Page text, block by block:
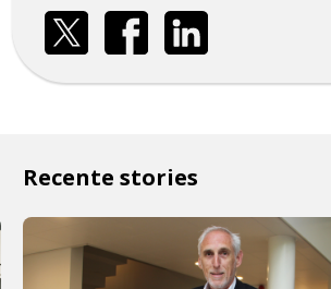
Recente stories